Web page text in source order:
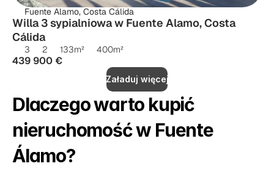
Fuente Alamo, Costa Cálida
Willa 3 sypialniowa w Fuente Alamo, Costa
Cálida
3 2 133m² 400m²
439 900 €
Załaduj więcej
Dlaczego warto kupić
nieruchomość w Fuente
Álamo?